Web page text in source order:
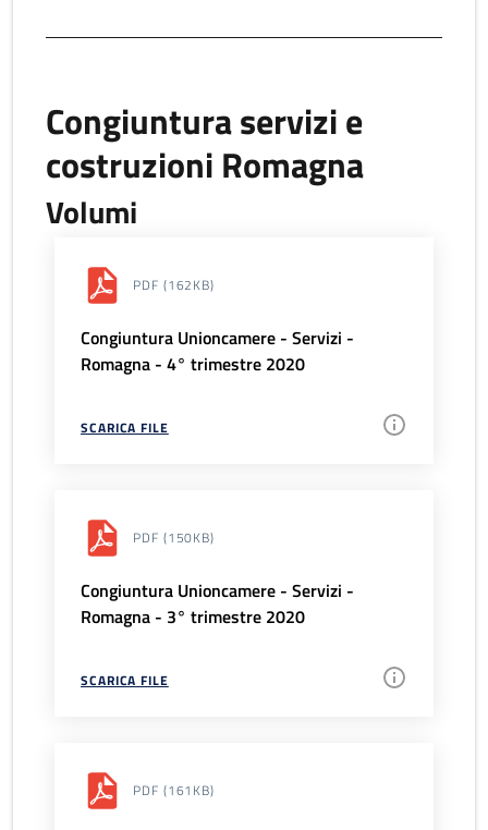
Congiuntura servizi e
costruzioni Romagna
Volumi
PDF (162KB)
Congiuntura Unioncamere - Servizi -
Romagna - 4° trimestre 2020
SCARICA FILE
PDF (150KB)
Congiuntura Unioncamere - Servizi -
Romagna - 3° trimestre 2020
SCARICA FILE
PDF (161KB)